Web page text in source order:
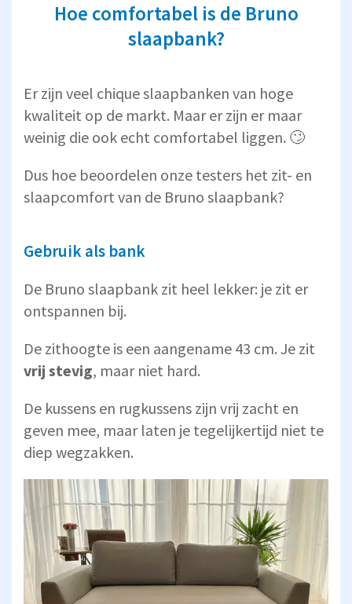
Hoe comfortabel is de Bruno
slaapbank?
Er zijn veel chique slaapbanken van hoge
kwaliteit op de markt. Maar er zijn er maar
weinig die ook echt comfortabel liggen. 🙄
Dus hoe beoordelen onze testers het zit- en
slaapcomfort van de Bruno slaapbank?
Gebruik als bank
De Bruno slaapbank zit heel lekker: je zit er
ontspannen bij.
De zithoogte is een aangename 43 cm. Je zit
vrij stevig, maar niet hard.
De kussens en rugkussens zijn vrij zacht en
geven mee, maar laten je tegelijkertijd niet te
diep wegzakken.